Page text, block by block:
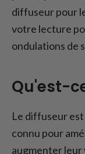
diffuseur pour
votre lecture
ondulations de
Qu'est-
Le diffuseur
connu pour
augmenter leur